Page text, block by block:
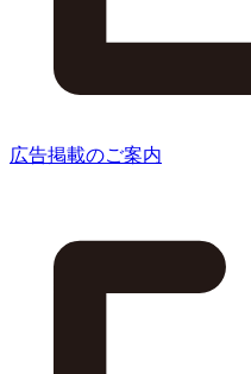
広告掲載のご案内